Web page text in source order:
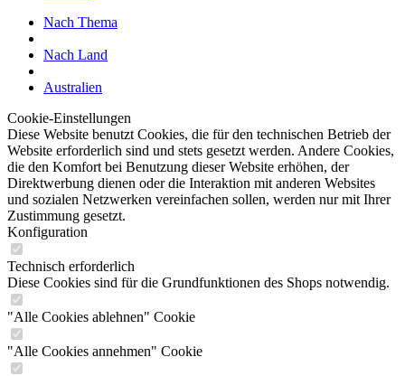
Nach Thema
Nach Land
Australien
Cookie-Einstellungen
Diese Website benutzt Cookies, die für den technischen Betrieb der
Website erforderlich sind und stets gesetzt werden. Andere Cookies,
die den Komfort bei Benutzung dieser Website erhöhen, der
Direktwerbung dienen oder die Interaktion mit anderen Websites
und sozialen Netzwerken vereinfachen sollen, werden nur mit Ihrer
Zustimmung gesetzt.
Konfiguration
Technisch erforderlich
Diese Cookies sind für die Grundfunktionen des Shops notwendig.
"Alle Cookies ablehnen" Cookie
"Alle Cookies annehmen" Cookie